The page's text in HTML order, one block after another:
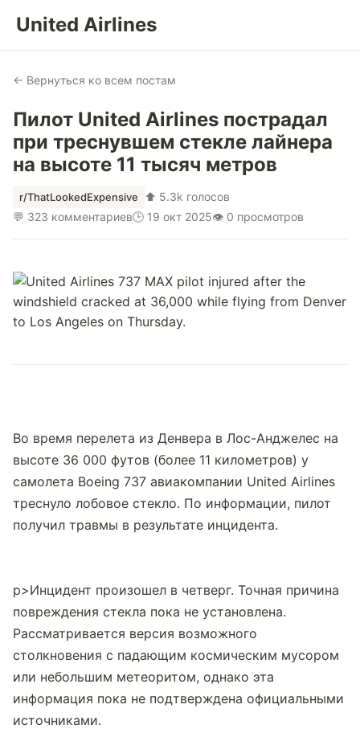
United Airlines
← Вернуться ко всем постам
Пилот United Airlines пострадал
при треснувшем стекле лайнера
на высоте 11 тысяч метров
r/ThatLookedExpensive
⬆ 5.3k голосов
💬 323 комментариев🕒 19 окт 2025👁 0 просмотров
Во время перелета из Денвера в Лос-Анджелес на
высоте 36 000 футов (более 11 километров) у
самолета Boeing 737 авиакомпании United Airlines
треснуло лобовое стекло. По информации, пилот
получил травмы в результате инцидента.
p>Инцидент произошел в четверг. Точная причина
повреждения стекла пока не установлена.
Рассматривается версия возможного
столкновения с падающим космическим мусором
или небольшим метеоритом, однако эта
информация пока не подтверждена официальными
источниками.